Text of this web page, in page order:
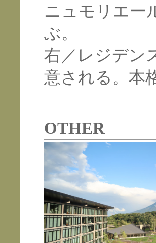
ニュモリエー
ぶ。
右／レジデン
意される。本
OTHER